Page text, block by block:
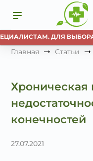
НА НАШЕМ
Главная Статьи
Хроническая
конечностей
27.07.2021